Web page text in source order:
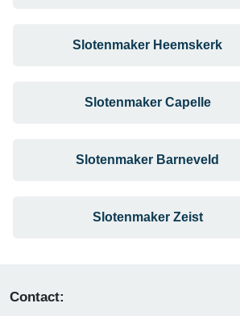
Slotenmaker Heemskerk
Slotenmaker Capelle
Slotenmaker Barneveld
Slotenmaker Zeist
Contact: